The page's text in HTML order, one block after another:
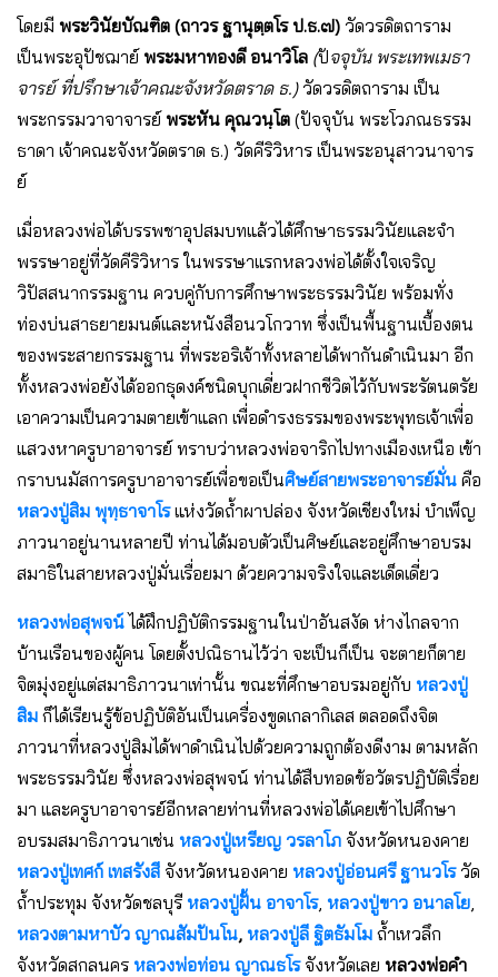
โดยมี พระวินัยบัณฑิต (ถาวร ฐานุตฺตโร ป.ธ.๗) วัดวรดิตถาราม
เป็นพระอุปัชฌาย์พระมหาทองดี อนาวิโล (ปัจจุบัน พระเทพเมธา
จารย์ ที่ปรึกษาเจ้าคณะจังหวัดตราด ธ.)วัดวรดิตถาราม เป็น
พระกรรมวาจาจารย์พระหัน คุณวนฺโต (ปัจจุบัน พระโวภณธรรม
ธาดา เจ้าคณะจังหวัดตราด ธ.) วัดคีริวิหาร เป็นพระอนุสาวนาจาร
ย์
เมื่อหลวงพ่อได้บรรพชาอุปสมบทแล้วได้ศึกษาธรรมวินัยและจำ
พรรษาอยู่ที่วัดคีริวิหาร ในพรรษาแรกหลวงพ่อได้ตั้งใจเจริญ
วิปัสสนากรรมฐาน ควบคู่กับการศึกษาพระธรรมวินัย พร้อมทั่ง
ท่องบ่นสาธยายมนต์และหนังสือนวโกวาท ซึ่งเป็นพื้นฐานเบื้องตน
ของพระสายกรรมฐาน ที่พระอริเจ้าทั้งหลายได้พากันดำเนินมา อีก
ทั้งหลวงพ่อยังได้ออกธุดงค์ชนิดบุกเดี่ยวฝากชีวิตไว้กับพระรัตนตรัย
เอาความเป็นความตายเข้าแลก เพื่อดำรงธรรมของพระพุทธเจ้าเพื่อ
แสวงหาครูบาอาจารย์ ทราบว่าหลวงพ่อจาริกไปทางเมืองเหนือ เข้า
กราบนมัสการครูบาอาจารย์เพื่อขอเป็นศิษย์สายพระอาจารย์มั่น คือ
หลวงปู่สิม พุทฺธาจาโรแห่งวัดถ้ำผาปล่อง จังหวัดเชียงใหม่ บำเพ็ญ
ภาวนาอยู่นานหลายปี ท่านได้มอบตัวเป็นศิษย์และอยู่ศึกษาอบรม
สมาธิในสายหลวงปู่มั่นเรื่อยมา ด้วยความจริงใจและเด็ดเดี่ยว
หลวงพ่อสุพจน์ได้ฝึกปฏิบัติกรรมฐานในป่าอันสงัด ห่างไกลจาก
บ้านเรือนของผู้คน โดยตั้งปณิธานไว้ว่า จะเป็นก็เป็น จะตายก็ตาย
จิตมุ่งอยู่แต่สมาธิภาวนาเท่านั้น ขณะที่ศึกษาอบรมอยู่กับ หลวงปู่
สิม ก็ได้เรียนรู้ข้อปฏิบัติอันเป็นเครื่องขูดเกลากิเลส ตลอดถึงจิต
ภาวนาที่หลวงปู่สิมได้พาดำเนินไปด้วยความถูกต้องดีงาม ตามหลัก
พระธรรมวินัย ซึ่งหลวงพ่อสุพจน์ ท่านได้สืบทอดข้อวัตรปฏิบัติเรื่อย
มา และครูบาอาจารย์อีกหลายท่านที่หลวงพ่อได้เคยเข้าไปศึกษา
อบรมสมาธิภาวนาเช่น หลวงปู่เหรียญ วรลาโภ จังหวัดหนองคาย
หลวงปู่เทศก์ เทสรังสี จังหวัดหนองคาย หลวงปู่อ่อนศรี ฐานวโรวัด
ถ้ำประทุม จังหวัดชลบุรี หลวงปู่ฝั้น อาจาโร, หลวงปู่ขาว อนาลโย
หลวงตามหาบัว ญาณสัมปันโน, หลวงปู่ลี ฐิตธัมโม ถ้ำเหวลึก
จังหวัดสกลนคร หลวงพ่อท่อน ญาณธโรจังหวัดเลย หลวงพ่อคำ